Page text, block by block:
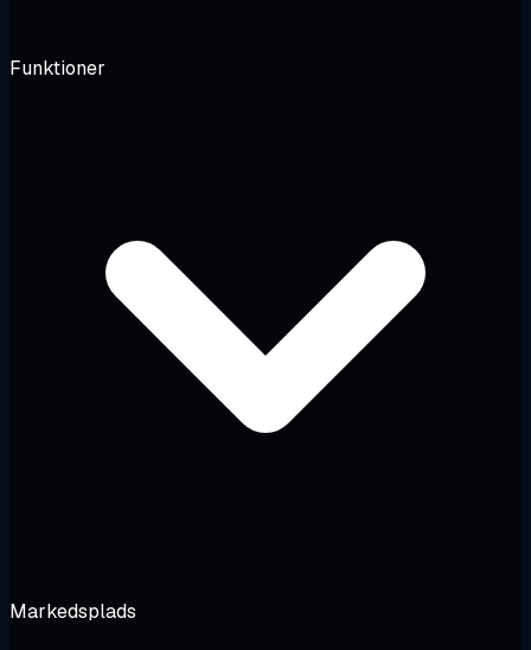
Funktioner
Markedsplads